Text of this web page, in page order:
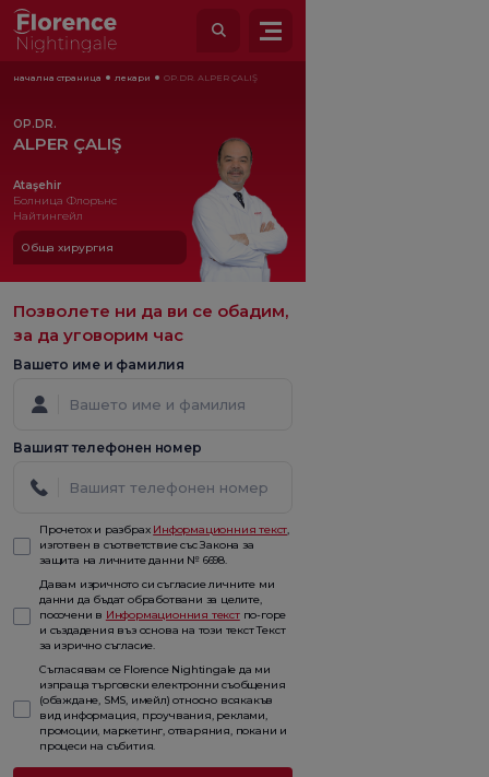
начална страница лекари OP.DR. ALPER ÇALIŞ
OP.DR.
ALPER ÇALIŞ
Ataşehir
Болница Флорънс
Найтингейл
Обща хирургия
Позволете ни да ви се обадим,
за да уговорим час
Вашето име и фамилия
Вашият телефонен номер
Прочетох и разбрах Информационния текст,
изготвен в съответствие със Закона за
защита на личните данни № 6698.
Давам изричното си съгласие личните ми
данни да бъдат обработвани за целите,
посочени в Информационния текстпо-горе
и създадения въз основа на този текст Текст
за изрично съгласие.
Съгласявам се Florence Nightingale да ми
изпраща търговски електронни съобщения
(обаждане, SMS, имейл) относно всякакъв
вид информация, проучвания, реклами,
промоции, маркетинг, отваряния, покани и
процеси на събития.